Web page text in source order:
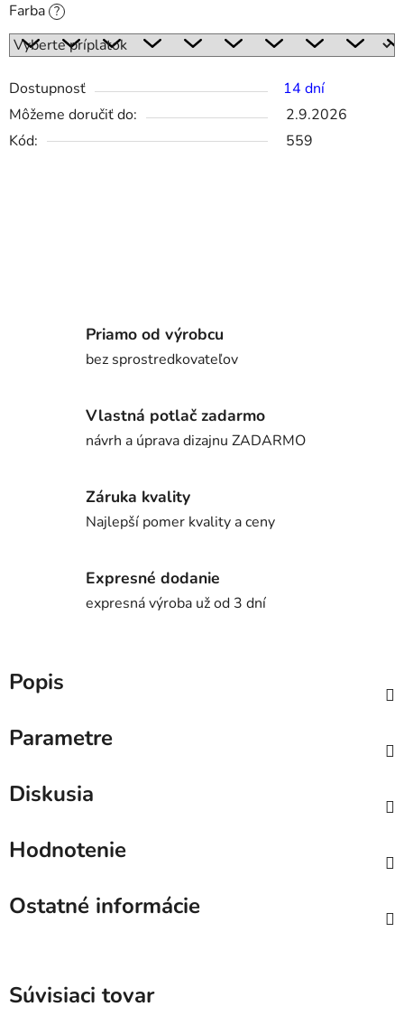
Farba ?
Dostupnosť
14 dní
Môžeme doručiť do:
2.9.2026
Kód:
559
Priamo od výrobcu
bez sprostredkovateľov
Vlastná potlač zadarmo
návrh a úprava dizajnu ZADARMO
Záruka kvality
Najlepší pomer kvality a ceny
Expresné dodanie
expresná výroba už od 3 dní
Popis
Parametre
Diskusia
Hodnotenie
Ostatné informácie
Súvisiaci tovar